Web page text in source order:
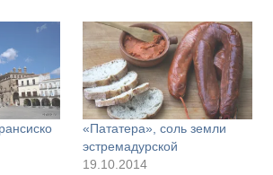
«Пататера», соль земли
эстремадурской
19.10.2014